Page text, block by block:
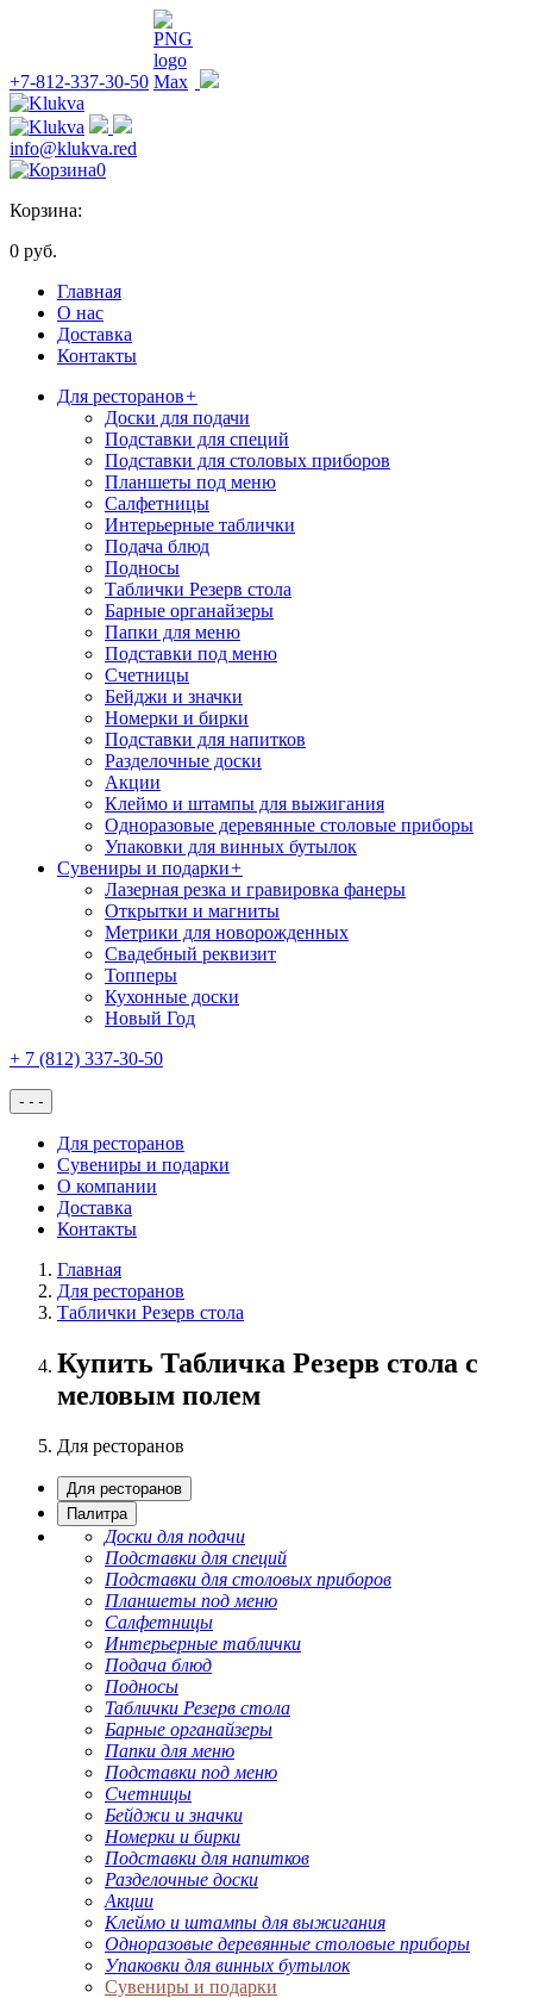
+7-812-337-30-50
info@klukva.red
0
Корзина:
0 руб.
Главная
О нас
Доставка
Контакты
Для ресторанов+
Доски для подачи
Подставки для специй
Подставки для столовых приборов
Планшеты под меню
Салфетницы
Интерьерные таблички
Подача блюд
Подносы
Таблички Резерв стола
Барные органайзеры
Папки для меню
Подставки под меню
Счетницы
Бейджи и значки
Номерки и бирки
Подставки для напитков
Разделочные доски
Акции
Клеймо и штампы для выжигания
Одноразовые деревянные столовые приборы
Упаковки для винных бутылок
Сувениры и подарки+
Лазерная резка и гравировка фанеры
Открытки и магниты
Метрики для новорожденных
Свадебный реквизит
Топперы
Кухонные доски
Новый Год
+ 7 (812) 337-30-50
- - -
Для ресторанов
Сувениры и подарки
О компании
Доставка
Контакты
Главная
Для ресторанов
Таблички Резерв стола
Купить Табличка Резерв стола с
меловым полем
Для ресторанов
Для ресторанов
Палитра
Доски для подачи
Подставки для специй
Подставки для столовых приборов
Планшеты под меню
Салфетницы
Интерьерные таблички
Подача блюд
Подносы
Таблички Резерв стола
Барные органайзеры
Папки для меню
Подставки под меню
Счетницы
Бейджи и значки
Номерки и бирки
Подставки для напитков
Разделочные доски
Акции
Клеймо и штампы для выжигания
Одноразовые деревянные столовые приборы
Упаковки для винных бутылок
Сувениры и подарки